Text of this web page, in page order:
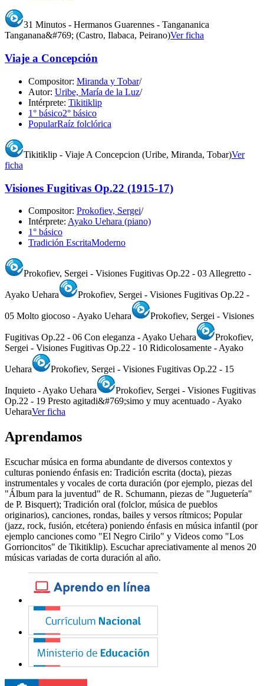
31 Minutos - Hermanos Guarennes - Tangananica
Tanganana&#769; (Castro, Ilabaca, Peirano)Ver ficha
Viaje a Concepción
Compositor: Miranda y Tobar/
Autor: Uribe, María de la Luz/
Intérprete: Tikitiklip
1° básico2° básico
PopularRaíz folclórica
Tikitiklip - Viaje A Concepcion (Uribe, Miranda, Tobar)Ver
ficha
Visiones Fugitivas Op.22 (1915-17)
Compositor: Prokofiev, Sergei/
Intérprete: Ayako Uehara (piano)
1° básico
Tradición EscritaModerno
Prokofiev, Sergei - Visiones Fugitivas Op.22 - 03 Allegretto -
Ayako Uehara Prokofiev, Sergei - Visiones Fugitivas Op.22 -
05 Molto giocoso - Ayako Uehara Prokofiev, Sergei - Visiones
Fugitivas Op.22 - 06 Con eleganza - Ayako Uehara
Prokofiev,
Sergei - Visiones Fugitivas Op.22 - 10 Ridicolosamente - Ayako
Uehara Prokofiev, Sergei - Visiones Fugitivas Op.22 - 15
Inquieto - Ayako Uehara
Prokofiev, Sergei - Visiones Fugitivas
Op.22 - 19 Presto agitadi&#769;simo y muy acentuado - Ayako
UeharaVer ficha
Aprendamos
Escuchar música en forma abundante de diversos contextos y
culturas poniendo énfasis en: Tradición escrita (docta), piezas
instrumentales y vocales de corta duración (por ejemplo, piezas del
"Álbum para la juventud" de R. Schumann, piezas de "Juguetería"
de P. Bisquert); Tradición oral (folclor, música de pueblos
originarios), canciones, rondas, bailes y versos rítmicos; Popular
(jazz, rock, fusión, etcétera) poniendo énfasis en música infantil (por
ejemplo canciones como "El Negro Cirilo" y Videos como "Los
Gorrioncitos" de Tikitiklip). Escuchar apreciativamente al menos 20
músicas variadas de corta duración al año.